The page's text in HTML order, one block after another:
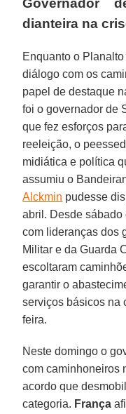
dianteira na
Enquanto o
diálogo com os
papel de destaque
foi o governador de
que fez esforços
reeleição, o
midiática e política
assumiu o
Alckmin pudesse
abril. Desde sábado
com lideranças dos
Militar e da Guarda
escoltaram
garantir o
serviços básicos na
feira.
Neste domingo o
com caminhoneiros
acordo que
categoria. França